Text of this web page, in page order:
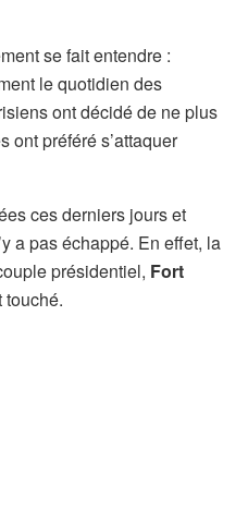
se fait entendre :
le quotidien des
ont décidé de ne plus
ont préféré s’attaquer
ces derniers jours et
a pas échappé. En effet, la
présidentiel, Fort
touché.